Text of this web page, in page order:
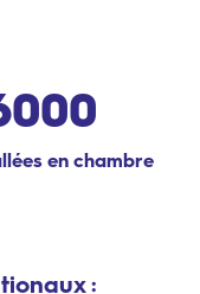
en chambre
: